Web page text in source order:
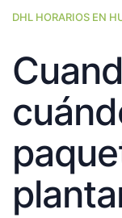
DHL HORARIOS EN